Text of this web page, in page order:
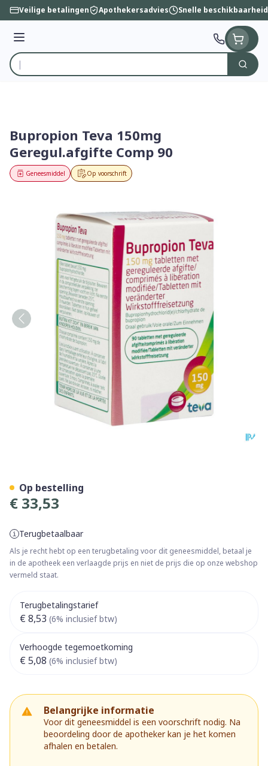
Ga naar de inhoud
Veilige betalingen Apothekersadvies Snelle beschikbaarheid
Menu
Product, merk, categorie...
Zoek
Bupropion Teva 150mg
Geregul.afgifte Comp 90
Op voorschrift
Geneesmiddel
€ 33,53
Terugbetaalbaar
Als je recht hebt op een terugbetaling voor dit geneesmiddel, betaal je
in de apotheek een verlaagde prijs en niet de prijs die op onze webshop
vermeld staat.
Terugbetalingstarief
€ 8,53 (6% inclusief btw)
Verhoogde tegemoetkoming
€ 5,08 (6% inclusief btw)
Belangrijke informatie
Voor dit geneesmiddel is een voorschrift nodig. Na
beoordeling door de apotheker kan je het komen
afhalen en betalen.
Op bestelling